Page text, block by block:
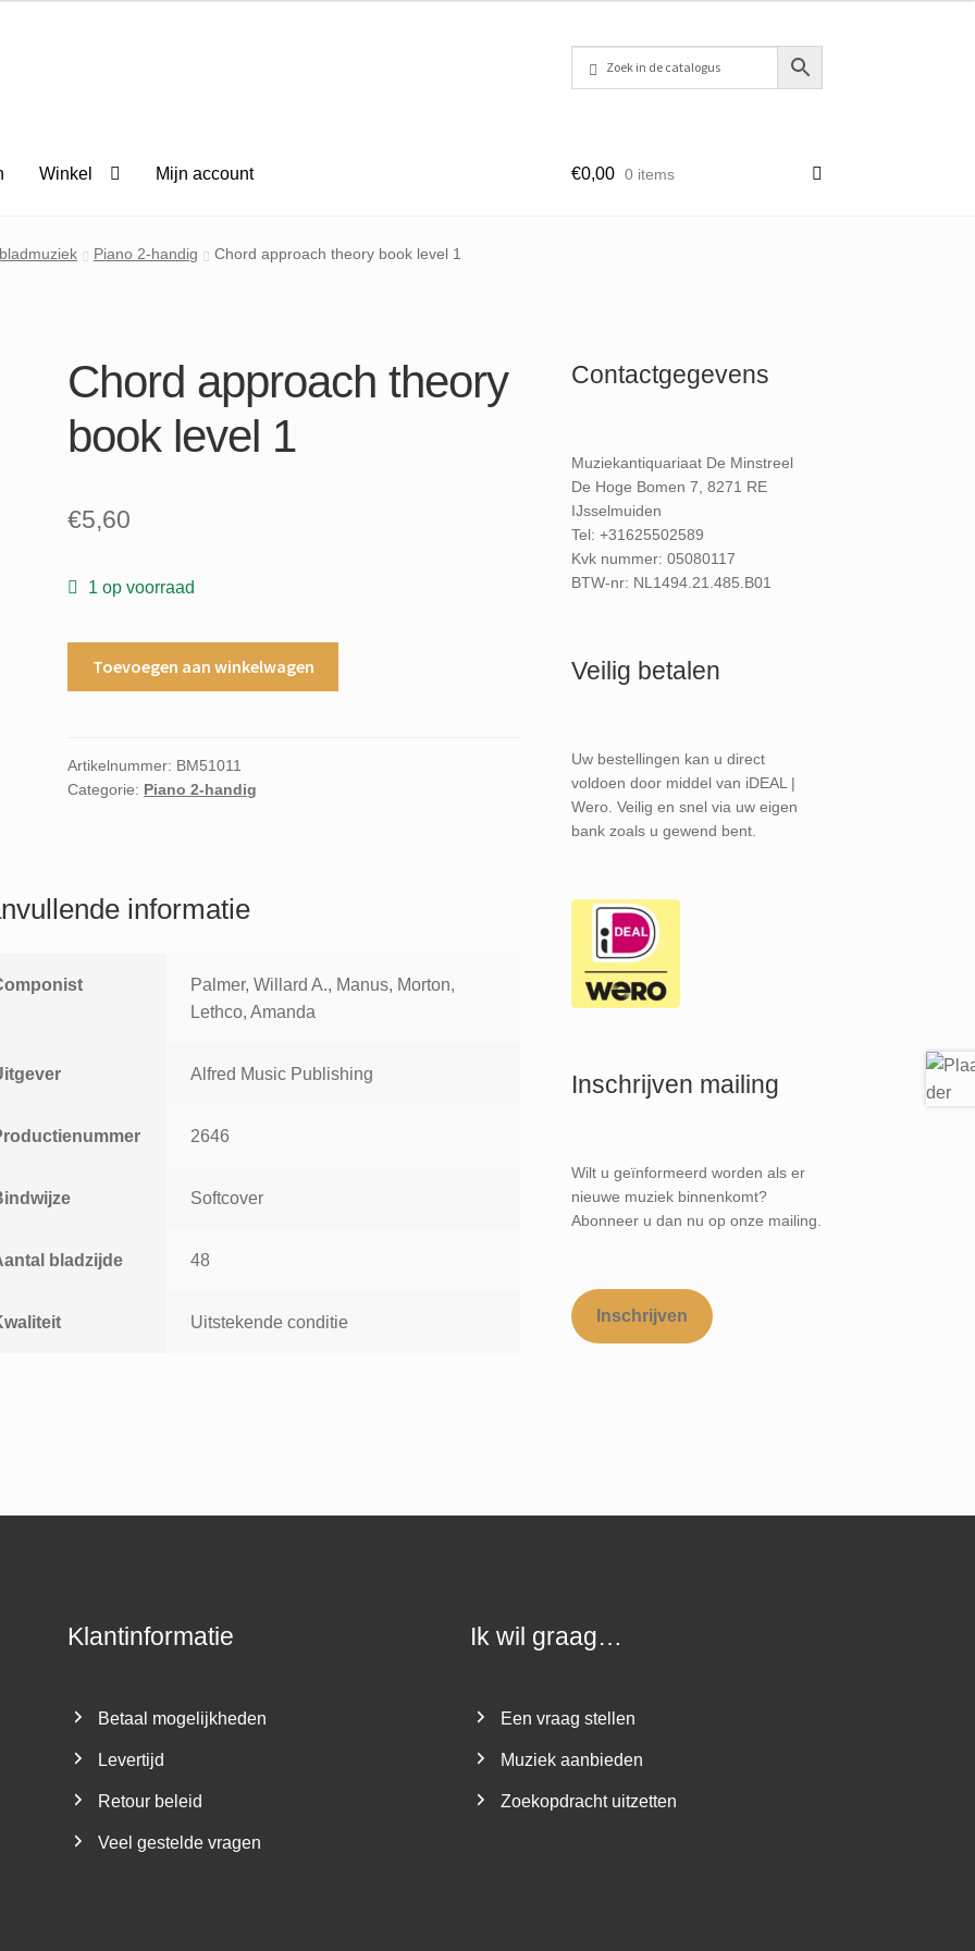
Winkel Mijn account €0,00 0 items
Piano 2-handig Chord approach theory book level 1
Chord approach theory
book level 1
€5,60
1 op voorraad
level
1
Toevoegen aan winkelwagen
Artikelnummer: BM51011
Categorie: Piano 2-handig
informatie
Palmer, Willard A., Manus, Morton,
Lethco, Amanda
Alfred Music Publishing
2646
Softcover
bladzijde 48
Uitstekende conditie
Contactgegevens
Muziekantiquariaat De Minstreel
De Hoge Bomen 7, 8271 RE
IJsselmuiden
Tel: +31625502589
Kvk nummer: 05080117
BTW-nr: NL1494.21.485.B01
Veilig betalen
Uw bestellingen kan u direct
voldoen door middel van iDEAL |
Wero. Veilig en snel via uw eigen
bank zoals u gewend bent.
Inschrijven mailing
Wilt u geïnformeerd worden als er
nieuwe muziek binnenkomt?
Abonneer u dan nu op onze mailing.
Inschrijven
Klantinformatie
Betaal mogelijkheden
Levertijd
Retour beleid
Veel gestelde vragen
Ik wil graag…
Een vraag stellen
Muziek aanbieden
Zoekopdracht uitzetten